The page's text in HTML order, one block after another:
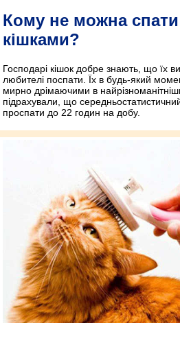
Кому не можна
кішками?
Господарі кішок добре знають, що їх
любителі поспати. Їх в будь-який
мирно дрімаючими в
підрахували, що
проспати до 22 годин на добу.